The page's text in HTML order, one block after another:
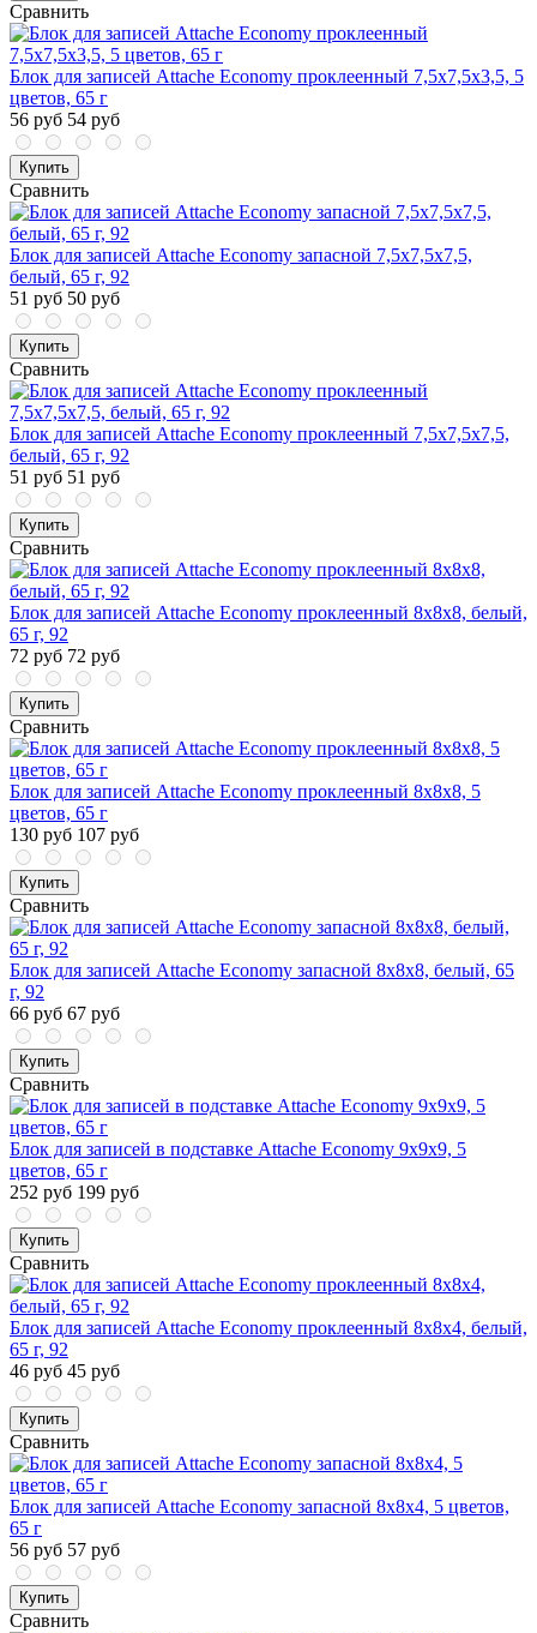
Сравнить
Блок для записей Attache Economy проклеенный 7,5х7,5х3,5, 5
цветов, 65 г
56 руб 54 руб
Купить
Сравнить
Блок для записей Attache Economy запасной 7,5х7,5х7,5,
белый, 65 г, 92
51 руб 50 руб
Купить
Сравнить
Блок для записей Attache Economy проклеенный 7,5х7,5х7,5,
белый, 65 г, 92
51 руб 51 руб
Купить
Сравнить
Блок для записей Attache Economy проклеенный 8х8х8, белый,
65 г, 92
72 руб 72 руб
Купить
Сравнить
Блок для записей Attache Economy проклеенный 8х8х8, 5
цветов, 65 г
130 руб 107 руб
Купить
Сравнить
Блок для записей Attache Economy запасной 8х8х8, белый, 65
г, 92
66 руб 67 руб
Купить
Сравнить
Блок для записей в подставке Attache Economy 9х9х9, 5
цветов, 65 г
252 руб 199 руб
Купить
Сравнить
Блок для записей Attache Economy проклеенный 8х8х4, белый,
65 г, 92
46 руб 45 руб
Купить
Сравнить
Блок для записей Attache Economy запасной 8х8х4, 5 цветов,
65 г
56 руб 57 руб
Купить
Сравнить